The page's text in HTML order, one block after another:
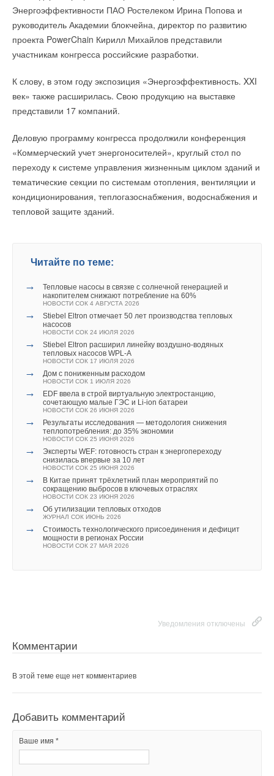
Энергоэффективности ПАО Ростелеком Ирина Попова и
руководитель Академии блокчейна, директор по развитию
проекта PowerChain Кирилл Михайлов представили
участникам конгресса российские разработки.
К слову, в этом году экспозиция «Энергоэффективность. XXI
век» также расширилась. Свою продукцию на выставке
представили 17 компаний.
Деловую программу конгресса продолжили конференция
«Коммерческий учет энергоносителей», круглый стол по
переходу к системе управления жизненным циклом зданий и
тематические секции по системам отопления, вентиляции и
кондиционирования, теплогазоснабжения, водоснабжения и
тепловой защите зданий.
Читайте по теме:
→
Тепловые насосы в связке с солнечной генерацией и
накопителем снижают потребление на 60%
НОВОСТИ СОК 4 АВГУСТА 2026
→
Stiebel Eltron отмечает 50 лет производства тепловых
насосов
НОВОСТИ СОК 24 ИЮЛЯ 2026
→
Stiebel Eltron расширил линейку воздушно-водяных
тепловых насосов WPL-A
НОВОСТИ СОК 17 ИЮЛЯ 2026
→ Дом с пониженным расходом
НОВОСТИ СОК 1 ИЮЛЯ 2026
→
EDF ввела в строй виртуальную электростанцию,
сочетающую малые ГЭС и Li-ion батареи
НОВОСТИ СОК 26 ИЮНЯ 2026
→
Результаты исследования — методология снижения
теплопотребления: до 35% экономии
НОВОСТИ СОК 25 ИЮНЯ 2026
→
Эксперты WEF: готовность стран к энергопереходу
снизилась впервые за 10 лет
НОВОСТИ СОК 25 ИЮНЯ 2026
→
В Китае принят трёхлетний план мероприятий по
сокращению выбросов в ключевых отраслях
НОВОСТИ СОК 23 ИЮНЯ 2026
→ Об утилизации тепловых отходов
ЖУРНАЛ СОК ИЮНЬ 2026
→
Стоимость технологического присоединения и дефицит
мощности в регионах России
НОВОСТИ СОК 27 МАЯ 2026
Уведомления отключены
Комментарии
В этой теме еще нет комментариев
Добавить комментарий
Ваше имя *